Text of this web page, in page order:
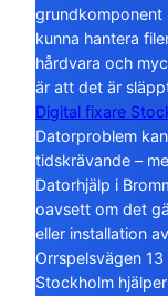
grundkomponent
kunna hantera
hårdvara och
är att det är
Digital fixare
Datorproblem
tidskrävande –
Datorhjälp i
oavsett om det
eller installation
Orrspelsvägen
Stockholm